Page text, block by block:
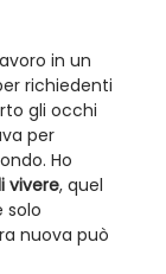
in un
richiedenti
gli occhi
per
Ho
vivere, quel
solo
nuova può